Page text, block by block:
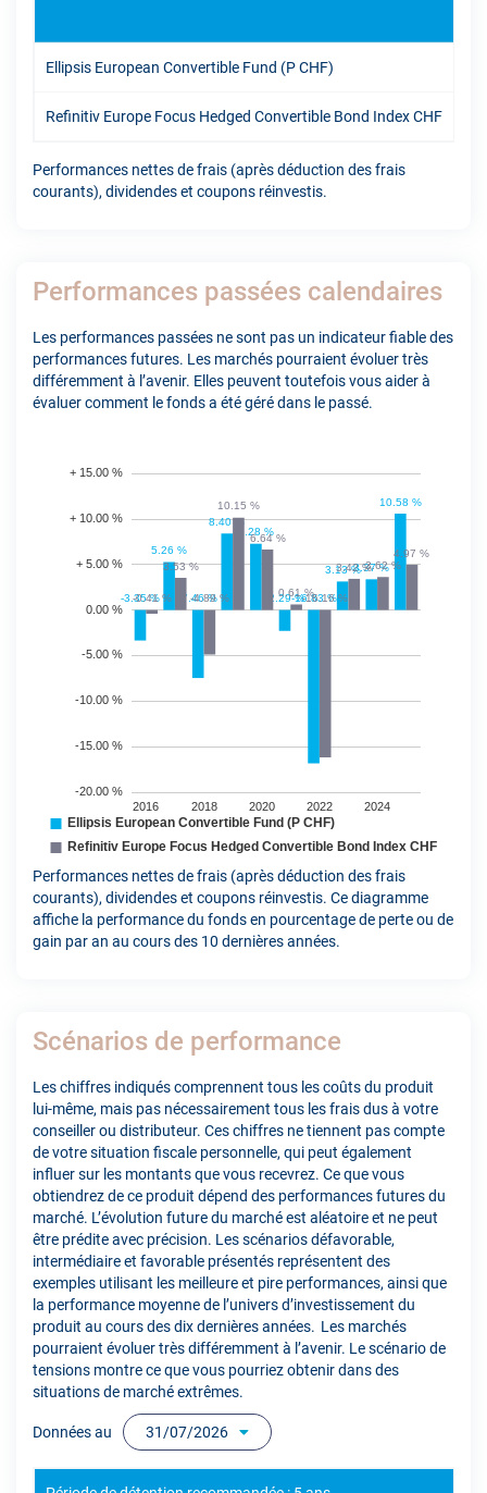
Ellipsis European Convertible Fund (P CHF)
Refinitiv Europe Focus Hedged Convertible Bond Index CHF
Performances nettes de frais (après déduction des frais
courants), dividendes et coupons réinvestis.
Performances passées calendaires
Les performances passées ne sont pas un indicateur fiable des
performances futures. Les marchés pourraient évoluer très
différemment à l’avenir. Elles peuvent toutefois vous aider à
évaluer comment le fonds a été géré dans le passé.
Performances nettes de frais (après déduction des frais
courants), dividendes et coupons réinvestis. Ce diagramme
affiche la performance du fonds en pourcentage de perte ou de
gain par an au cours des 10 dernières années.
Scénarios de performance
Les chiffres indiqués comprennent tous les coûts du produit
lui-même, mais pas nécessairement tous les frais dus à votre
conseiller ou distributeur. Ces chiffres ne tiennent pas compte
de votre situation fiscale personnelle, qui peut également
influer sur les montants que vous recevrez. Ce que vous
obtiendrez de ce produit dépend des performances futures du
marché. L’évolution future du marché est aléatoire et ne peut
être prédite avec précision. Les scénarios défavorable,
intermédiaire et favorable présentés représentent des
exemples utilisant les meilleure et pire performances, ainsi que
la performance moyenne de l’univers d’investissement du
produit au cours des dix dernières années. Les marchés
pourraient évoluer très différemment à l’avenir. Le scénario de
tensions montre ce que vous pourriez obtenir dans des
situations de marché extrêmes.
Données au 31/07/2026